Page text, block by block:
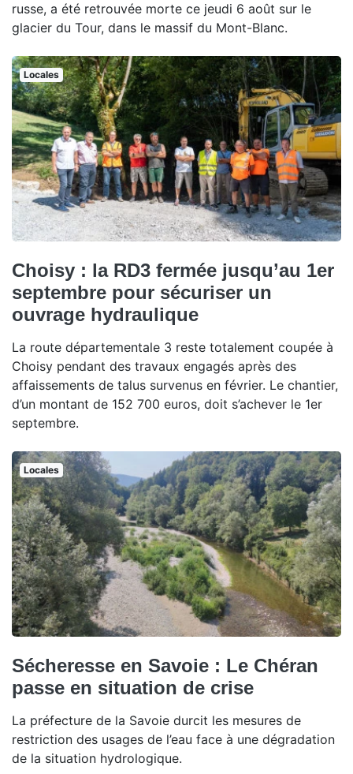
russe, a été retrouvée morte ce jeudi 6 août sur le
glacier du Tour, dans le massif du Mont-Blanc.
Locales
Choisy : la RD3 fermée jusqu’au 1er
septembre pour sécuriser un
ouvrage hydraulique
La route départementale 3 reste totalement coupée à
Choisy pendant des travaux engagés après des
affaissements de talus survenus en février. Le chantier,
d’un montant de 152 700 euros, doit s’achever le 1er
septembre.
Locales
Sécheresse en Savoie : Le Chéran
passe en situation de crise
La préfecture de la Savoie durcit les mesures de
restriction des usages de l’eau face à une dégradation
de la situation hydrologique.